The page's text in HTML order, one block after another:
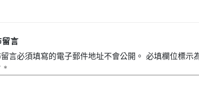
留言
言必須填寫的電子郵件地址不會公開。 必填欄位標示
*